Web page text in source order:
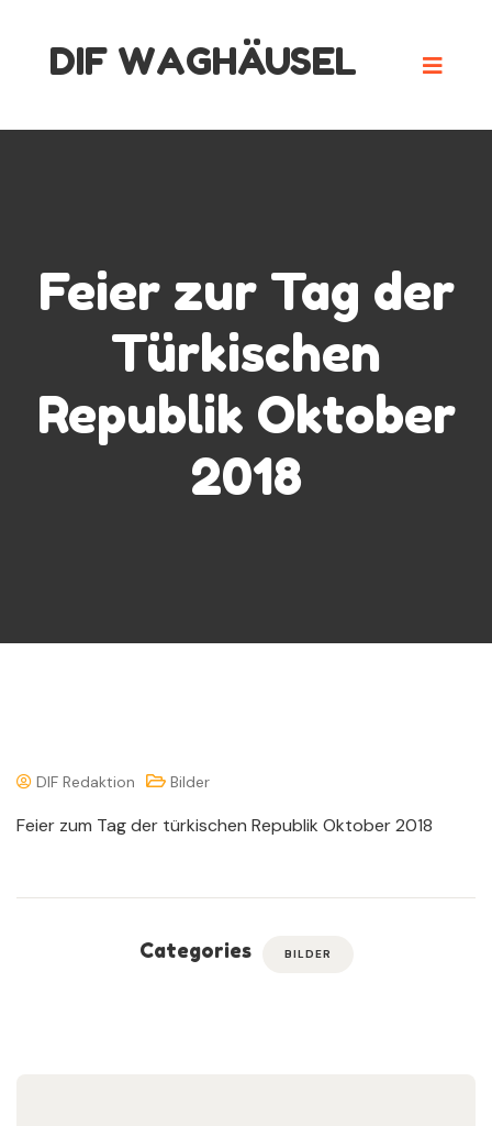
DIF WAGHÄUSEL
Feier zur Tag der
Türkischen
Republik Oktober
2018
DIF Redaktion Bilder
Feier zum Tag der türkischen Republik Oktober 2018
Categories BILDER